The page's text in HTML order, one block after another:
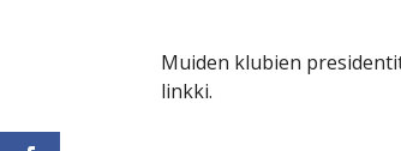
Muiden klubien
linkki.